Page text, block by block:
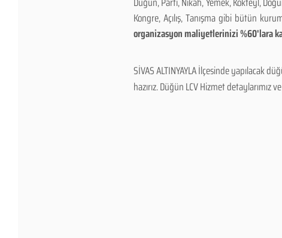
Kongre, Açılış, Tanışma gibi bütün
organizasyon maliyetlerinizi %60'lara
SİVAS ALTINYAYLA İlçesinde yapılacak
hazırız. Düğün LCV Hizmet